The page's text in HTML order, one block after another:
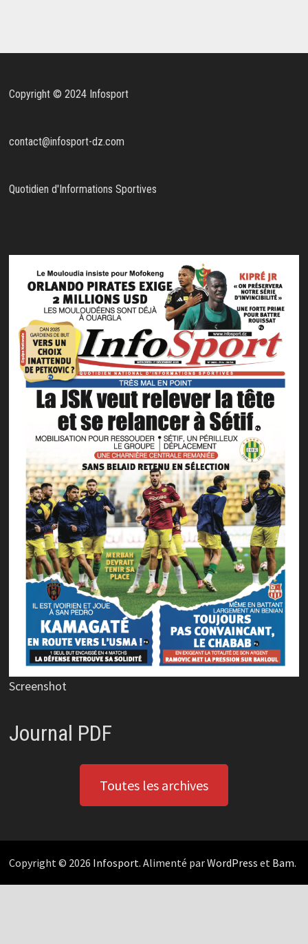
Copyright © 2024 Infosport
contact@infosport-dz.com
Quotidien d'Informations Sportives
Screenshot
Journal PDF
Toutes les archives
Copyright © 2026 Infosport. Alimenté parWordPress et Bam.